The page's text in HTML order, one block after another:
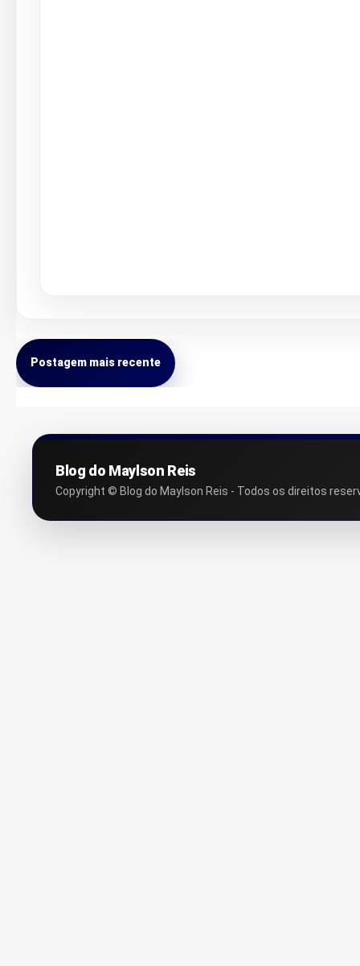
Postagem mais recente
Blog do Maylson Reis
Copyright © Blog do Maylson Reis - Todos os direitos